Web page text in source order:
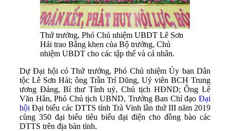
Thứ trưởng, Phó Chủ nhiệm UBDT Lê Sơn
Hải trao Bằng khen của Bộ trưởng, Chủ
nhiệm UBDT cho các tập thể và cá nhân.
Dự Đại hội có Thứ trưởng, Phó Chủ nhiệm Ủy ban Dân
tộc Lê Sơn Hải; ông Trần Trí Dũng, Uỷ viên BCH Trung
ương Đảng, Bí thư Tỉnh uỷ, Chủ tịch HĐND; Ông Lê
Văn Hẳn, Phó Chủ tịch UBND, Trưởng Ban Chỉ đạo Đại
hội Đại biểu các DTTS tỉnh Trà Vinh lần thứ III năm 2019
cùng 350 đại biểu tiêu biểu đại điện cho đồng bào các
DTTS trên địa bàn tỉnh.